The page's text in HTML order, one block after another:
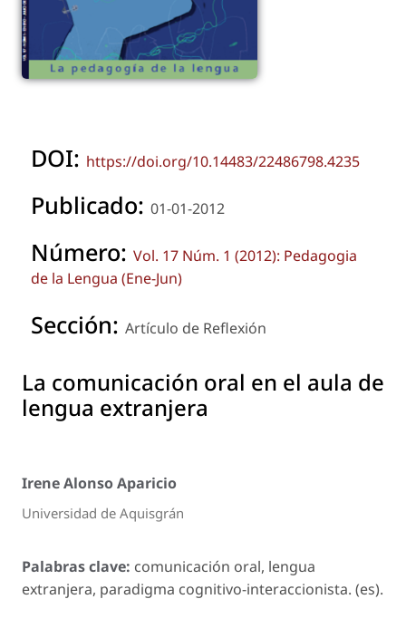
DOI: https://doi.org/10.14483/22486798.4235
Publicado: 01-01-2012
Número: Vol. 17 Núm. 1 (2012): Pedagogia
de la Lengua (Ene-Jun)
Sección: Artículo de Reflexión
La comunicación oral en el aula de
lengua extranjera
Irene Alonso Aparicio
Universidad de Aquisgrán
Palabras clave: comunicación oral, lengua
extranjera, paradigma cognitivo-interaccionista. (es).